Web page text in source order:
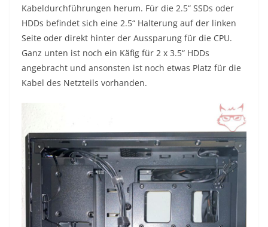
Kabeldurchführungen herum. Für die 2.5“ SSDs oder
HDDs befindet sich eine 2.5“ Halterung auf der linken
Seite oder direkt hinter der Aussparung für die CPU.
Ganz unten ist noch ein Käfig für 2 x 3.5“ HDDs
angebracht und ansonsten ist noch etwas Platz für die
Kabel des Netzteils vorhanden.